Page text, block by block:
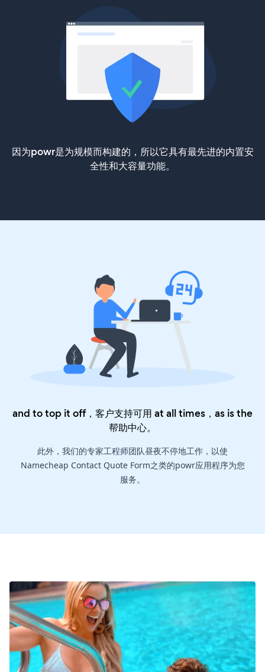
因为powr是为规模而构建的，所以它具有最先进的内置安
全性和大容量功能。
and to top it off，客户支持可用 at all times，as is the
帮助中心。
此外，我们的专家工程师团队昼夜不停地工作，以使
Namecheap Contact Quote Form之类的powr应用程序为您
服务。